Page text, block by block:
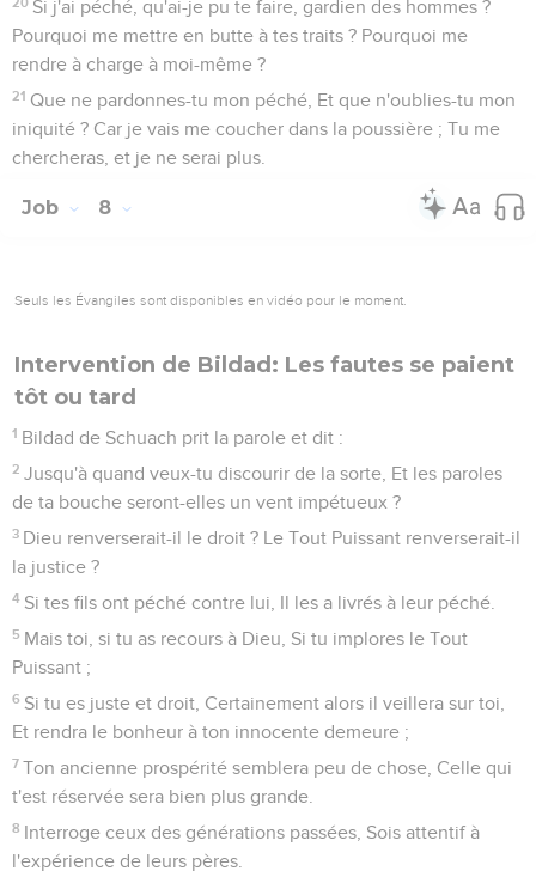
Si j'ai péché, qu'ai-je pu te faire, gardien des hommes ?
Pourquoi me mettre en butte à tes traits ? Pourquoi me
rendre à charge à moi-même ?
21 Que ne pardonnes-tu mon péché, Et que n'oublies-tu mon
iniquité ? Car je vais me coucher dans la poussière ; Tu me
chercheras, et je ne serai plus.
Job 8
Seuls les Évangiles sont disponibles en vidéo pour le moment.
Intervention de Bildad: Les fautes se paient
tôt ou tard
1 Bildad de Schuach prit la parole et dit :
2 Jusqu'à quand veux-tu discourir de la sorte, Et les paroles
de ta bouche seront-elles un vent impétueux ?
3 Dieu renverserait-il le droit ? Le Tout Puissant renverserait-il
la justice ?
4 Si tes fils ont péché contre lui, Il les a livrés à leur péché.
5 Mais toi, si tu as recours à Dieu, Si tu implores le Tout
Puissant ;
6 Si tu es juste et droit, Certainement alors il veillera sur toi,
Et rendra le bonheur à ton innocente demeure ;
7 Ton ancienne prospérité semblera peu de chose, Celle qui
t'est réservée sera bien plus grande.
8 Interroge ceux des générations passées, Sois attentif à
l'expérience de leurs pères.